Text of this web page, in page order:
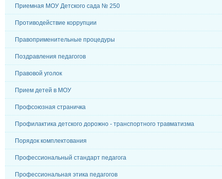
Приемная МОУ Детского сада № 250
Противодействие коррупции
Правоприменительные процедуры
Поздравления педагогов
Правовой уголок
Прием детей в МОУ
Профсоюзная страничка
Профилактика детского дорожно - транспортного травматизма
Порядок комплектования
Профессиональный стандарт педагога
Профессиональная этика педагогов